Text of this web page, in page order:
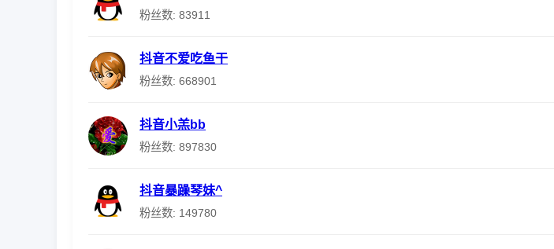
粉丝数: 83911
抖音不爱吃鱼干
粉丝数: 668901
抖音小羔bb
粉丝数: 897830
抖音暴躁琴妹^
粉丝数: 149780